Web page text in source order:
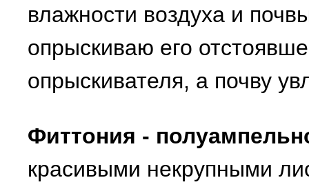
влажности воздуха и
опрыскиваю его
опрыскивателя, а почву
Фиттония -
красивыми некрупными